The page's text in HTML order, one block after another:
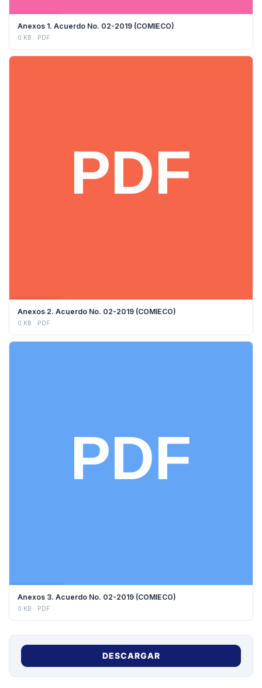
Anexos 1. Acuerdo No. 02-2019 (COMIECO)
0 KB PDF
Anexos 2. Acuerdo No. 02-2019 (COMIECO)
0 KB PDF
Anexos 3. Acuerdo No. 02-2019 (COMIECO)
0 KB PDF
DESCARGAR